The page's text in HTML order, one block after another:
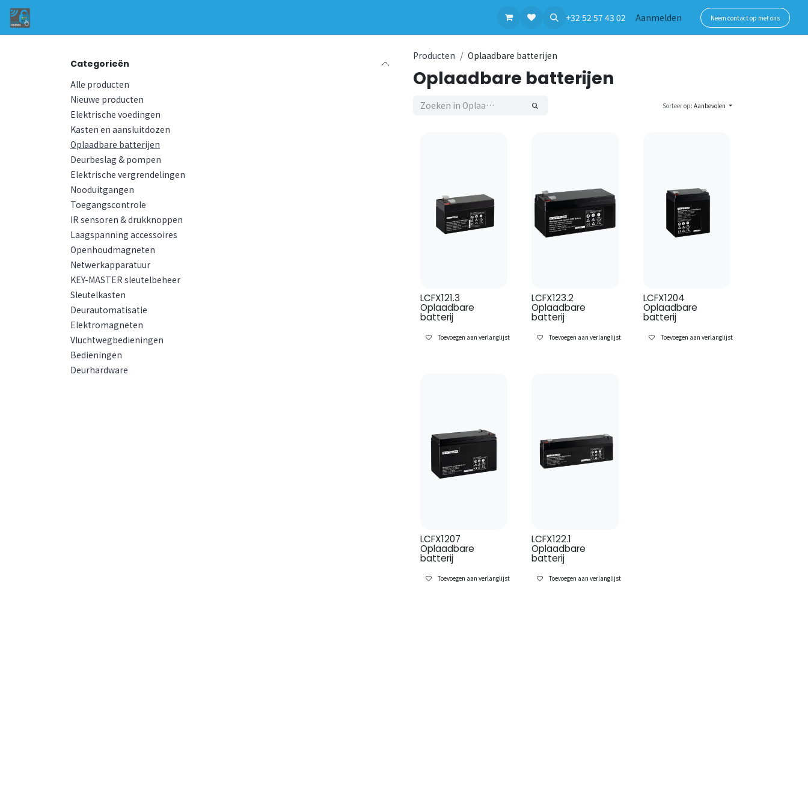
+32 52 57 43 02 Aanmelden Neem contact op met ons
Categorieën
Alle producten
Nieuwe producten
Elektrische voedingen
Kasten en aansluitdozen
Oplaadbare batterijen
Deurbeslag & pompen
Elektrische vergrendelingen
Nooduitgangen
Toegangscontrole
IR sensoren & drukknoppen
Laagspanning accessoires
Openhoudmagneten
Netwerkapparatuur
KEY-MASTER sleutelbeheer
Sleutelkasten
Deurautomatisatie
Elektromagneten
Vluchtwegbedieningen
Bedieningen
Deurhardware
Producten Oplaadbare batterijen
Oplaadbare batterijen
Sorteer op: Aanbevolen
LCFX121.3
Oplaadbare
batterij
Toevoegen aan verlanglijst
LCFX123.2
Oplaadbare
batterij
Toevoegen aan verlanglijst
LCFX1204
Oplaadbare
batterij
Toevoegen aan verlanglijst
LCFX1207
Oplaadbare
batterij
Toevoegen aan verlanglijst
LCFX122.1
Oplaadbare
batterij
Toevoegen aan verlanglijst